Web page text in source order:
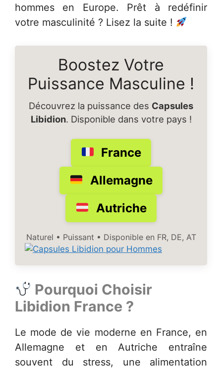
hommes en Europe. Prêt à redéfinir
votre masculinité ? Lisez la suite !
Boostez Votre
Puissance Masculine !
Découvrez la puissance des Capsules
Libidion. Disponible dans votre pays !
France
Allemagne
Autriche
Naturel • Puissant • Disponible en FR, DE, AT
Pourquoi Choisir
Libidion France ?
Le mode de vie moderne en France, en
Allemagne et en Autriche entraîne
souvent du stress, une alimentation